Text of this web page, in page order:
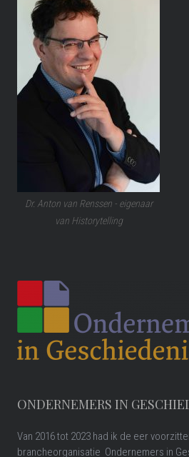
Dr. Anton van Renssen - eigenaar
van Historytelling
ONDERNEMERS IN
Van 2016 tot 2023 had ik de eer
brancheorganisatie Ondernemers in